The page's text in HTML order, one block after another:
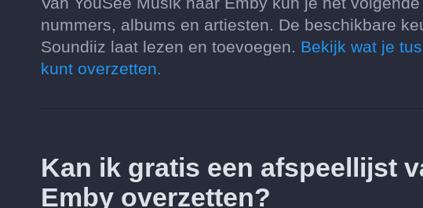
nummers, albums en artiesten. De beschikbare
Soundiiz laat lezen en toevoegen. Bekijk wat je
kunt overzetten.
Kan ik gratis een afspeellijst
Emby overzetten?